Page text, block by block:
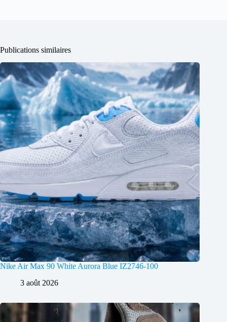
Publications similaires
Nike Air Max 90 White Aurora Blue IZ2746-100
3 août 2026